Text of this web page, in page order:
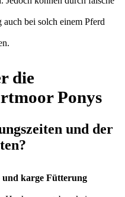
bei solch einem Pferd
die
Ponys
und der
und karge Fütterung